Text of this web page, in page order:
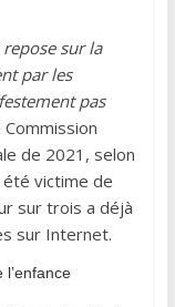
sur la
par les
pas
de 2021, selon
été victime de
sur trois a déjà
sur Internet.
l’enfance